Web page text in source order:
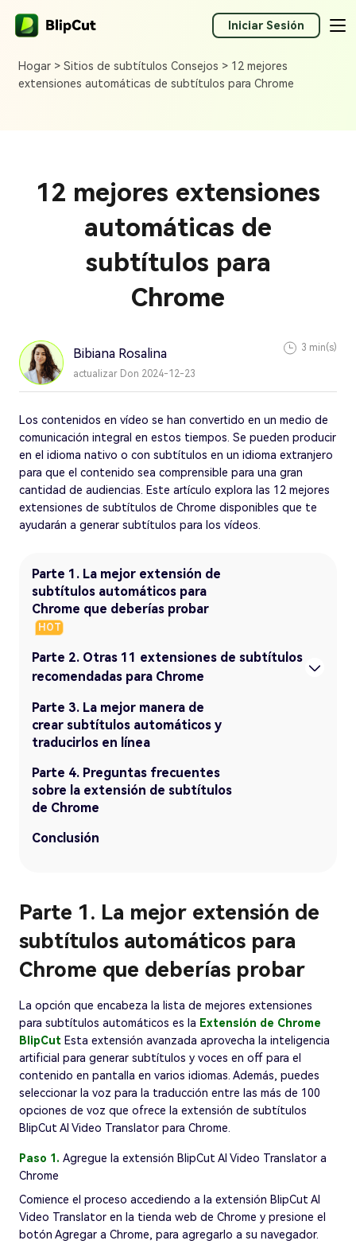
Iniciar Sesión
Hogar > Sitios de subtítulos Consejos > 12 mejores
extensiones automáticas de subtítulos para Chrome
12 mejores extensiones
automáticas de
subtítulos para
Chrome
Bibiana Rosalina
actualizar Don 2024-12-23
3 min(s)
Los contenidos en vídeo se han convertido en un medio de
comunicación integral en estos tiempos. Se pueden producir
en el idioma nativo o con subtítulos en un idioma extranjero
para que el contenido sea comprensible para una gran
cantidad de audiencias. Este artículo explora las 12 mejores
extensiones de subtítulos de Chrome disponibles que te
ayudarán a generar subtítulos para los vídeos.
Parte 1. La mejor extensión de
subtítulos automáticos para
Chrome que deberías probar
HOT
Parte 2. Otras 11 extensiones de subtítulos
recomendadas para Chrome
Parte 3. La mejor manera de
crear subtítulos automáticos y
traducirlos en línea
Parte 4. Preguntas frecuentes
sobre la extensión de subtítulos
de Chrome
Conclusión
Parte 1. La mejor extensión de
subtítulos automáticos para
Chrome que deberías probar
La opción que encabeza la lista de mejores extensiones
para subtítulos automáticos es la Extensión de Chrome
BlipCut Esta extensión avanzada aprovecha la inteligencia
artificial para generar subtítulos y voces en off para el
contenido en pantalla en varios idiomas. Además, puedes
seleccionar la voz para la traducción entre las más de 100
opciones de voz que ofrece la extensión de subtítulos
BlipCut AI Video Translator para Chrome.
Paso 1. Agregue la extensión BlipCut AI Video Translator a
Chrome
Comience el proceso accediendo a la extensión BlipCut AI
Video Translator en la tienda web de Chrome y presione el
botón Agregar a Chrome, para agregarlo a su navegador.